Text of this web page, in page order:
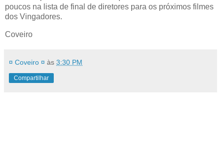
poucos na lista de final de diretores para os próximos filmes
dos Vingadores.
Coveiro
¤ Coveiro ¤ às 3:30 PM
Compartilhar